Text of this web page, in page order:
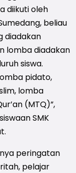
diikuti oleh
beliau
diadakan
lomba diadakan
siswa.
pidato,
lomba
(MTQ)”,
SMK
peringatan
pelajar